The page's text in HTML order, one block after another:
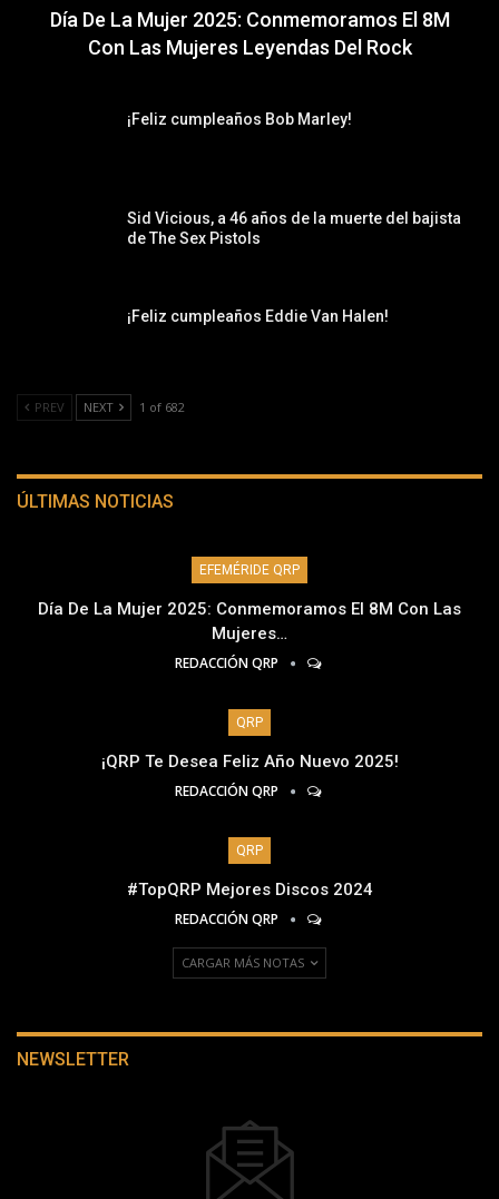
Día De La Mujer 2025: Conmemoramos El 8M
Con Las Mujeres Leyendas Del Rock
¡Feliz cumpleaños Bob Marley!
Sid Vicious, a 46 años de la muerte del bajista
de The Sex Pistols
¡Feliz cumpleaños Eddie Van Halen!
PREV NEXT 1 of 682
ÚLTIMAS NOTICIAS
EFEMÉRIDE QRP
Día De La Mujer 2025: Conmemoramos El 8M Con Las
Mujeres…
REDACCIÓN QRP
QRP
¡QRP Te Desea Feliz Año Nuevo 2025!
REDACCIÓN QRP
QRP
#TopQRP Mejores Discos 2024
REDACCIÓN QRP
CARGAR MÁS NOTAS
NEWSLETTER